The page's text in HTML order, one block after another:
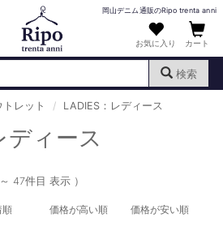
岡山デニム通販のRipo trenta anni
お気に入り カート
検索
レット LADIES：レディース
ディース
47件目 表示 ）
順 価格が高い順 価格が安い順